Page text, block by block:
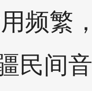
频繁，
民间音